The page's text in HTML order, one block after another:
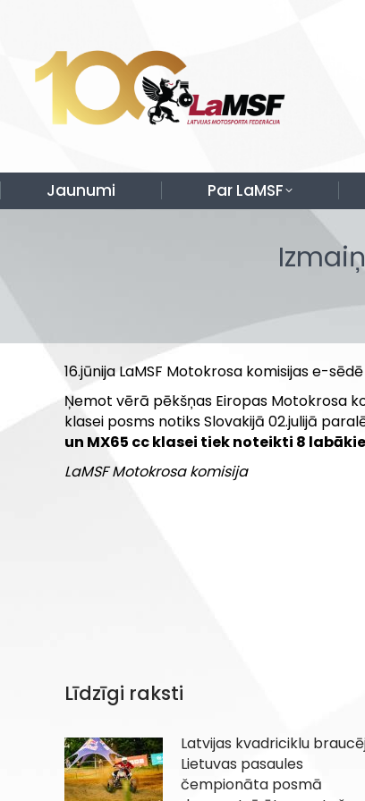
Jaunumi Par LaMSF
16.jūnija LaMSF Motokrosa komisijas e-
Ņemot vērā pēkšņas Eiropas Motokrosa
klasei posms notiks Slovakijā 02.julijā
un MX65 cc klasei tiek noteikti 8
LaMSF Motokrosa komisija
Līdzīgi raksti
Latvijas kvadriciklu
Lietuvas pasaules
čempionāta posmā